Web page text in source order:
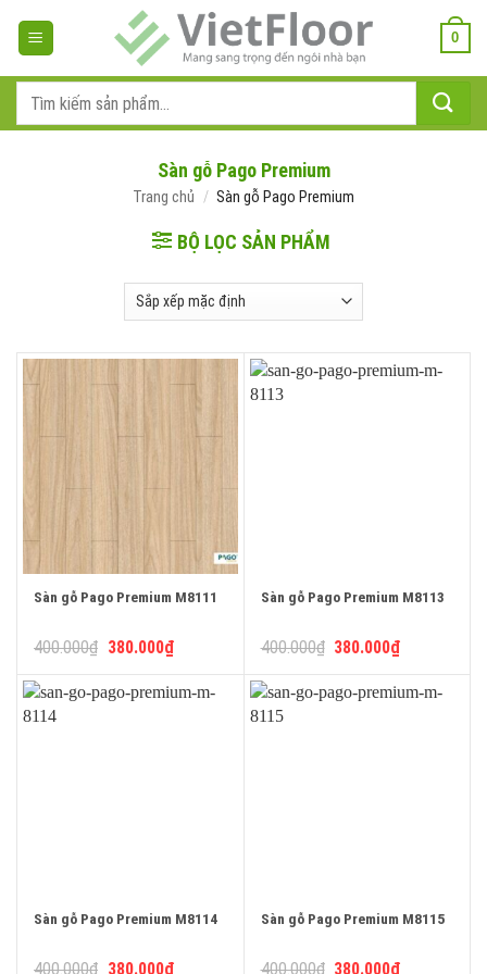
dung
0
kiếm:
Sàn gỗ Pago Premium
Trang chủ / Sàn gỗ Pago Premium
BỘ LỌC SẢN PHẨM
Sàn gỗ Pago Premium M8111
400.000₫ Giá
là:
400.000₫.
380.000₫Giá
tại
là:
Sàn gỗ Pago Premium M8113
400.000₫ Giá
là:
400.000₫.
380.000₫
tại
là:
Sàn gỗ Pago Premium M8114
400.000₫ Giá
380.000₫Giá
Sàn gỗ Pago Premium M8115
400.000₫ Giá
380.000₫